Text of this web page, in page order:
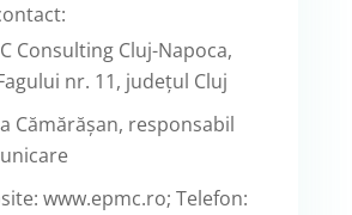
Consulting Cluj-Napoca,
nr. 11, județul Cluj
Cămărășan, responsabil
www.epmc.ro; Telefon: